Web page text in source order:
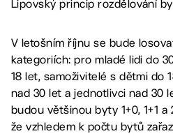
Lipovský princip rozdělování
V letošním říjnu se bude
kategoriích: pro mladé lidi do
18 let, samoživitelé s dětmi do
nad 30 let a jednotlivci nad 30
budou většinou byty 1+0, 1+1 a
že vzhledem k počtu bytů